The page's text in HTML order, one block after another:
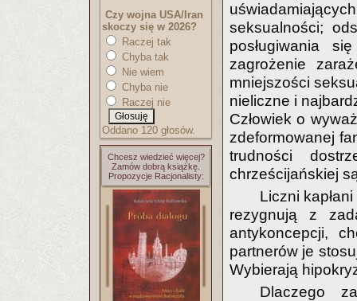
Czy wojna USA/Iran
skoczy się w 2026?
Raczej tak
Chyba tak
Nie wiem
Chyba nie
Raczej nie
Oddano 120 głosów.
Chcesz wiedzieć więcej?
Zamów dobrą książkę.
Propozycje Racjonalisty:
seksualności;
posługiwania
zagrożenie
mniejszości
nieliczne i
Człowiek o
zdeformowanej
trudności
chrześcijańskiej
Liczni
rezygnują z
antykoncepcji,
partnerów je
Wybierają
Dlaczego